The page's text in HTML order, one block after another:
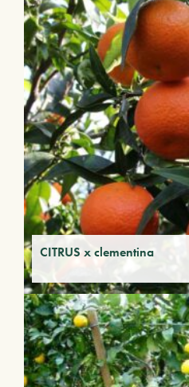
CITRUS x clementina